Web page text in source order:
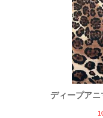
ディープア